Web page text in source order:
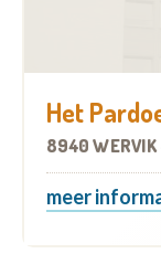
Het
8940 WERVIK
meer